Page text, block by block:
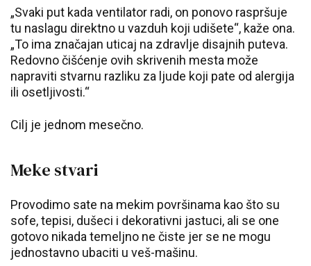
„Svaki put kada ventilator radi, on ponovo raspršuje
tu naslagu direktno u vazduh koji udišete“, kaže ona.
„To ima značajan uticaj na zdravlje disajnih puteva.
Redovno čišćenje ovih skrivenih mesta može
napraviti stvarnu razliku za ljude koji pate od alergija
ili osetljivosti.“
Cilj je jednom mesečno.
Meke stvari
Provodimo sate na mekim površinama kao što su
sofe, tepisi, dušeci i dekorativni jastuci, ali se one
gotovo nikada temeljno ne čiste jer se ne mogu
jednostavno ubaciti u veš-mašinu.